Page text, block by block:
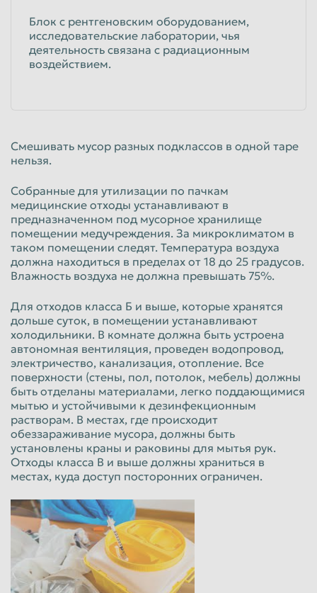
Блок с рентгеновским оборудованием,
исследовательские лаборатории, чья
деятельность связана с радиационным
воздействием.
Смешивать мусор разных подклассов в одной таре
нельзя.
Собранные для утилизации по пачкам
медицинские отходы устанавливают в
предназначенном под мусорное хранилище
помещении медучреждения. За микроклиматом в
таком помещении следят. Температура воздуха
должна находиться в пределах от 18 до 25 градусов.
Влажность воздуха не должна превышать 75%.
Для отходов класса Б и выше, которые хранятся
дольше суток, в помещении устанавливают
холодильники. В комнате должна быть устроена
автономная вентиляция, проведен водопровод,
электричество, канализация, отопление. Все
поверхности (стены, пол, потолок, мебель) должны
быть отделаны материалами, легко поддающимися
мытью и устойчивыми к дезинфекционным
растворам. В местах, где происходит
обеззараживание мусора, должны быть
установлены краны и раковины для мытья рук.
Отходы класса В и выше должны храниться в
местах, куда доступ посторонних ограничен.